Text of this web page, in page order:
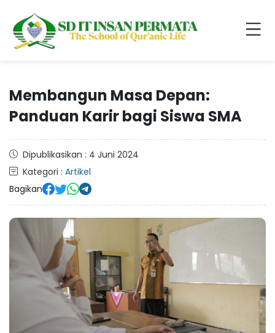
Membangun Masa Depan:
Panduan Karir bagi Siswa SMA
Dipublikasikan : 4 Juni 2024
Kategori : Artikel
Bagikan